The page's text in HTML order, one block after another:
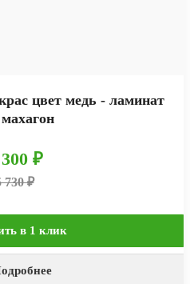
цвет медь - ламинат
₽
730 ₽
в 1 клик